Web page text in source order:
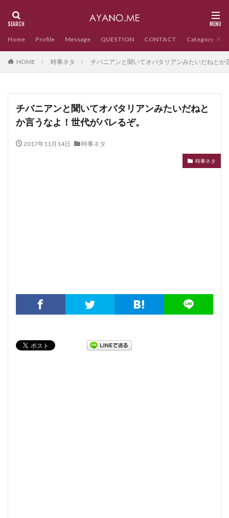
Home Profile Message QUESTION CONTACT Category
HOME 時事ネタ チバニアンと聞いてオバタリアンみたいだねとか
チバニアンと聞いてオバタリアンみたいだねと
か言うなよ！世代がバレるぞ。
2017年11月14日 時事ネタ
時事ネタ